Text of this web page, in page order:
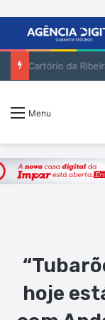
Menu
hoje